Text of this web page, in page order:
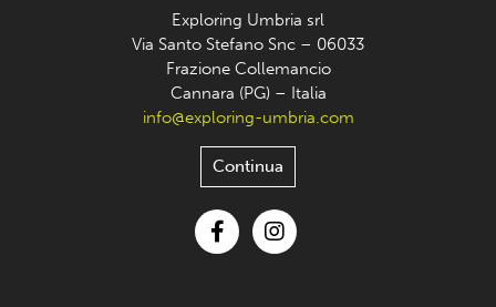
Exploring Umbria srl
Via Santo Stefano Snc – 06033
Frazione Collemancio
Cannara (PG) – Italia
info@exploring-umbria.com
Continua